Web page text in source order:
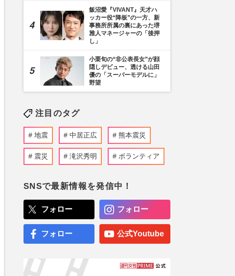
飯沼愛『VIVANT』天才ハ
ッカー役“降板”の一方、新
事務所所属の裏にあった堺
雅人マネージャーの「後押
し」
小栗旬の“非公表長女”が顔
隠しデビュー、透ける山田
優の「スーパーモデルに」
野望
注目のタグ
地震 中居正広 熊本震災
震災 滝沢秀明 ボランティア
SNSで最新情報を発信中！
フォロー フォロー
フォロー 公式Youtube